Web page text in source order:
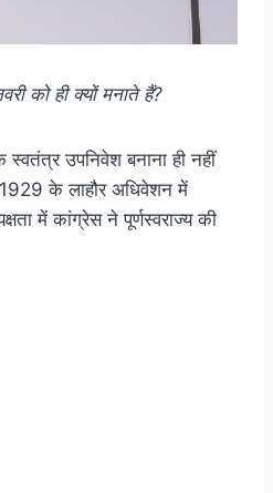
को ही क्यों मनाते हैं?
उपनिवेश बनाना ही नहीं
के लाहौर अधिवेशन में
में कांग्रेस ने पूर्णस्वराज्य की